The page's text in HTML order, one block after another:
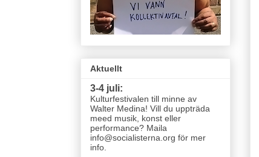
Aktuellt
3-4 juli:
Kulturfestivalen till minne av
Walter Medina! Vill du uppträda
meed musik, konst eller
performance? Maila
info@socialisterna.org för mer
info.